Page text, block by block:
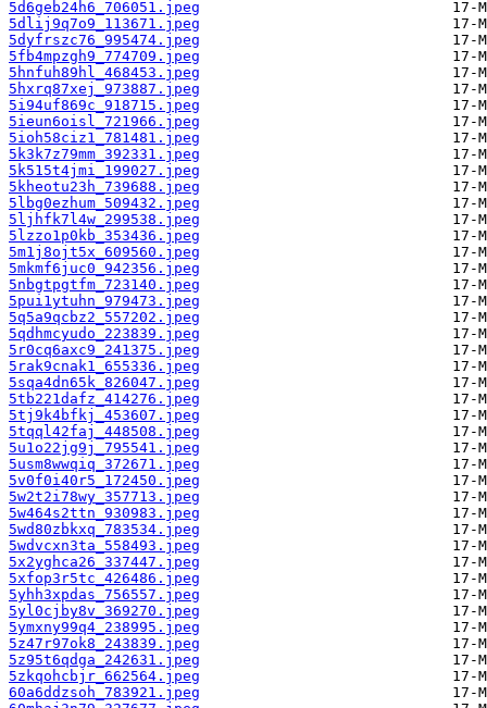
5d6geb24h6_706051.jpeg
5dlij9q7o9_113671.jpeg
5dyfrszc76_995474.jpeg
5fb4mpzgh9_774709.jpeg
5hnfuh89hl_468453.jpeg
5hxrq87xej_973887.jpeg
5i94uf869c_918715.jpeg
5ieun6oisl_721966.jpeg
5ioh58ciz1_781481.jpeg
5k3k7z79mm_392331.jpeg
5k515t4jmi_199027.jpeg
5kheotu23h_739688.jpeg
5lbg0ezhum_509432.jpeg
5ljhfk7l4w_299538.jpeg
5lzzo1p0kb_353436.jpeg
5m1j8ojt5x_609560.jpeg
5mkmf6juc0_942356.jpeg
5nbgtpgtfm_723140.jpeg
5pui1ytuhn_979473.jpeg
5q5a9qcbz2_557202.jpeg
5qdhmcyudo_223839.jpeg
5r0cq6axc9_241375.jpeg
5rak9cnak1_655336.jpeg
5sqa4dn65k_826047.jpeg
5tb221dafz_414276.jpeg
5tj9k4bfkj_453607.jpeg
5tqql42faj_448508.jpeg
5u1o22jg9j_795541.jpeg
5usm8wwqiq_372671.jpeg
5v0f0i40r5_172450.jpeg
5w2t2i78wy_357713.jpeg
5w464s2ttn_930983.jpeg
5wd80zbkxq_783534.jpeg
5wdvcxn3ta_558493.jpeg
5x2yghca26_337447.jpeg
5xfop3r5tc_426486.jpeg
5yhh3xpdas_756557.jpeg
5yl0cjby8v_369270.jpeg
5ymxny99q4_238995.jpeg
5z47r97ok8_243839.jpeg
5z95t6qdga_242631.jpeg
5zkqohcbjr_662564.jpeg
60a6ddzsoh_783921.jpeg